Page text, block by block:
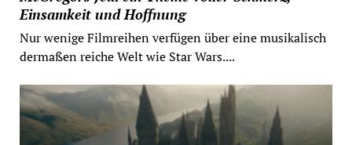
Einsamkeit und Hoffnung
Nur wenige Filmreihen verfügen über eine musikalisch
dermaßen reiche Welt wie Star Wars....